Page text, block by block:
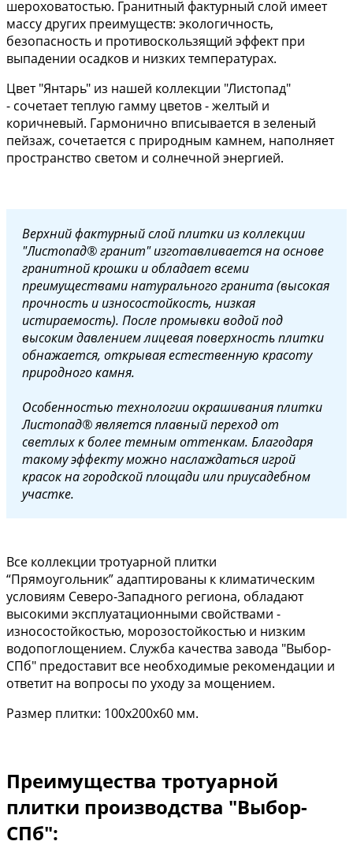
шероховатостью. Гранитный фактурный слой имеет
массу других преимуществ: экологичность,
безопасность и противоскользящий эффект при
выпадении осадков и низких температурах.
Цвет "Янтарь" из нашей коллекции "Листопад"
- сочетает теплую гамму цветов - желтый и
коричневый. Гармонично вписывается в зеленый
пейзаж, сочетается с природным камнем, наполняет
пространство светом и солнечной энергией.
Верхний фактурный слой плитки из коллекции
"Листопад® гранит" изготавливается на основе
гранитной крошки и обладает всеми
преимуществами натурального гранита (высокая
прочность и износостойкость, низкая
истираемость). После промывки водой под
высоким давлением лицевая поверхность плитки
обнажается, открывая естественную красоту
природного камня.
Особенностью технологии окрашивания плитки
Листопад® является плавный переход от
светлых к более темным оттенкам. Благодаря
такому эффекту можно наслаждаться игрой
красок на городской площади или приусадебном
участке.
Все коллекции тротуарной плитки
“Прямоугольник” адаптированы к климатическим
условиям Северо-Западного региона, обладают
высокими эксплуатационными свойствами -
износостойкостью, морозостойкостью и низким
водопоглощением. Служба качества завода "Выбор-
СПб" предоставит все необходимые рекомендации и
ответит на вопросы по уходу за мощением.
Размер плитки: 100х200х60 мм.
Преимущества тротуарной
плитки производства "Выбор-
СПб":